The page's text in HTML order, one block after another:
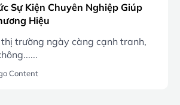
Sự Kiện Chuyên Nghiệp Giúp
Hiệu
trường ngày càng cạnh tranh,
Content